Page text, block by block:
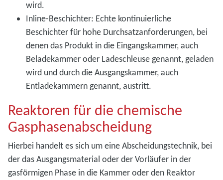
wird.
Inline-Beschichter: Echte kontinuierliche
Beschichter für hohe Durchsatzanforderungen, bei
denen das Produkt in die Eingangskammer, auch
Beladekammer oder Ladeschleuse genannt, geladen
wird und durch die Ausgangskammer, auch
Entladekammern genannt, austritt.
Reaktoren für die chemische
Gasphasenabscheidung
Hierbei handelt es sich um eine Abscheidungstechnik, bei
der das Ausgangsmaterial oder der Vorläufer in der
gasförmigen Phase in die Kammer oder den Reaktor